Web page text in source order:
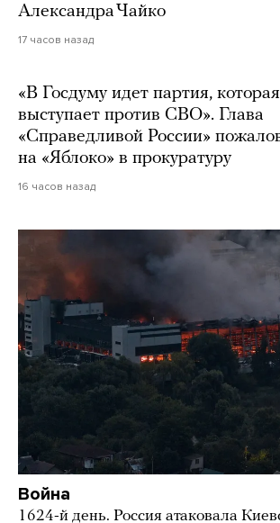
Александра Чайко
17 часов назад
«В Госдуму идет партия,
выступает против СВО». Глава
«Справедливой России»
на «Яблоко» в прокуратуру
16 часов назад
Война
1624-й день. Россия атаковала